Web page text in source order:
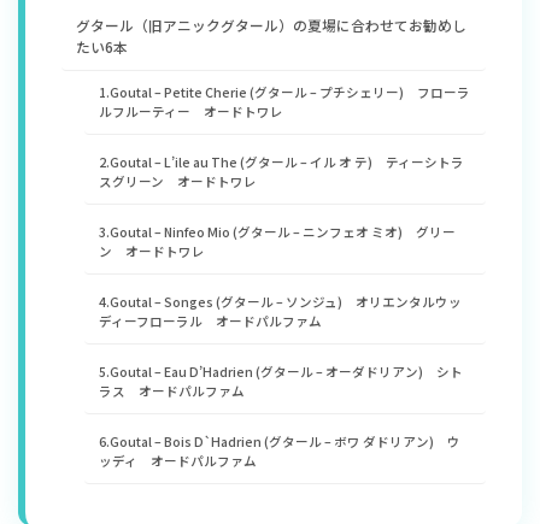
グタール（旧アニックグタール）の夏場に合わせてお勧めし
たい6本
1.Goutal – Petite Cherie (グタール – プチシェリー) フローラ
ルフルーティー オードトワレ
2.Goutal – L’ile au The (グタール – イル オ テ) ティーシトラ
スグリーン オードトワレ
3.Goutal – Ninfeo Mio (グタール – ニンフェオ ミオ) グリー
ン オードトワレ
4.Goutal – Songes (グタール – ソンジュ) オリエンタルウッ
ディーフローラル オードパルファム
5.Goutal – Eau D’Hadrien (グタール – オーダドリアン) シト
ラス オードパルファム
6.Goutal – Bois D`Hadrien (グタール – ボワ ダドリアン) ウ
ッディ オードパルファム